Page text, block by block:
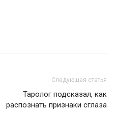
Следующая статья
Таролог подсказал, как
распознать признаки сглаза